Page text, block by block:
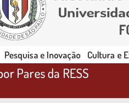
Pesquisa e Inovação Cultura e
Pares da RESS